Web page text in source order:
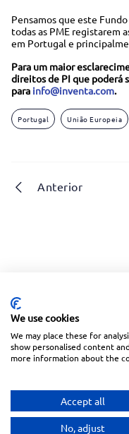
Pensamos que este
todas as PME registarem
em Portugal e
Para um maior
direitos de PI que poderá
para info@inventa.com.
Portugal União Europeia
Anterior
Política de
Copyright © 2026
We use cookies
We may place these for
show personalised content
more information about the
Accept all
No, adjust